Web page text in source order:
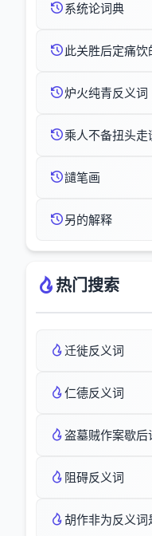
系统论词典
此关胜后定痛饮
炉火纯青反义词
乘人不备扭头走
讉笔画
另的解释
热门搜索
迁徙反义词
仁德反义词
盗墓贼作案歇后
阻碍反义词
胡作非为反义词